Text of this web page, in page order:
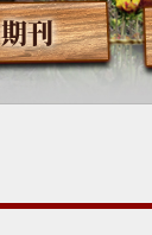
期刊